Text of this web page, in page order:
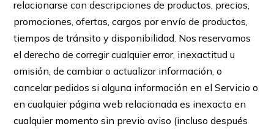
relacionarse con descripciones de productos, precios,
promociones, ofertas, cargos por envío de productos,
tiempos de tránsito y disponibilidad. Nos reservamos
el derecho de corregir cualquier error, inexactitud u
omisión, de cambiar o actualizar información, o
cancelar pedidos si alguna información en el Servicio o
en cualquier página web relacionada es inexacta en
cualquier momento sin previo aviso (incluso después